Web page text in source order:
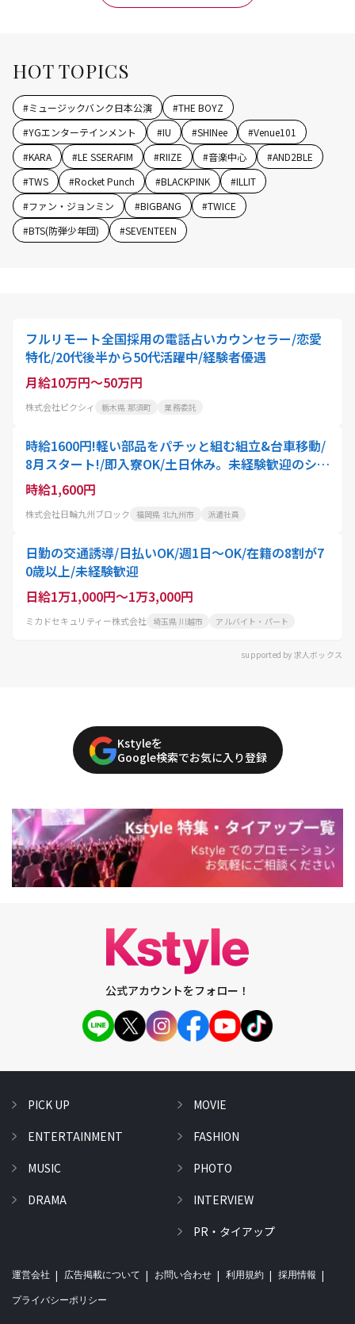
HOT TOPICS
#ミュージックバンク日本公演 #THE BOYZ
#YGエンターテインメント #IU #SHINee #Venue101
#KARA #LE SSERAFIM #RIIZE #音楽中心 #AND2BLE
#TWS #Rocket Punch #BLACKPINK #ILLIT
#ファン・ジョンミン #BIGBANG #TWICE
#BTS(防弾少年団) #SEVENTEEN
フルリモート全国採用の電話占いカウンセラー/恋愛
特化/20代後半から50代活躍中/経験者優遇
月給10万円～50万円
株式会社ピクシィ 栃木県 那須町 業務委託
時給1600円!軽い部品をパチッと組む組立&台車移動/
8月スタート!/即入寮OK/土日休み。未経験歓迎のシン
プルワークで月収32万円以上可能。北九州市八幡西
区で新生活を始めよう
時給1,600円
株式会社日輪九州ブロック 福岡県 北九州市 派遣社員
日勤の交通誘導/日払いOK/週1日～OK/在籍の8割が7
0歳以上/未経験歓迎
日給1万1,000円～1万3,000円
ミカドセキュリティー株式会社 埼玉県 川越市 アルバイト・パート
supported by 求人ボックス
Kstyleを
Google検索でお気に入り登録
公式アカウントをフォロー！
PICK UP
ENTERTAINMENT
MUSIC
DRAMA
MOVIE
FASHION
PHOTO
INTERVIEW
PR・タイアップ
運営会社 広告掲載について お問い合わせ 利用規約 採用情報
プライバシーポリシー